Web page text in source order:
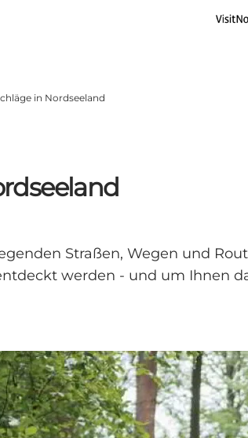
in Nordseeland
Straßen, Wegen und
werden - und um Ihnen